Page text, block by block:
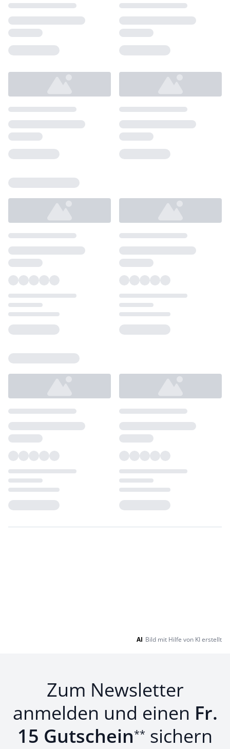
AI Bild mit Hilfe von KI erstellt
Zum Newsletter
anmelden und einen Fr.
15 Gutschein** sichern